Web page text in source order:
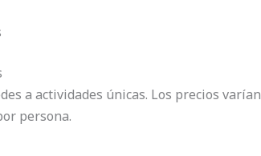
a actividades únicas. Los precios varían
persona.